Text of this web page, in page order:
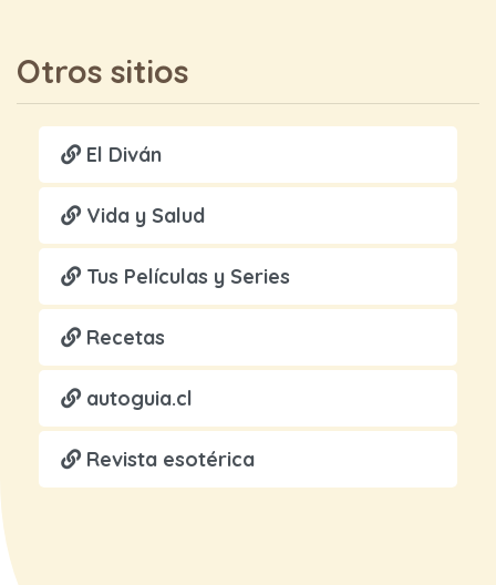
Otros sitios
El Diván
Vida y Salud
Tus Películas y Series
Recetas
autoguia.cl
Revista esotérica